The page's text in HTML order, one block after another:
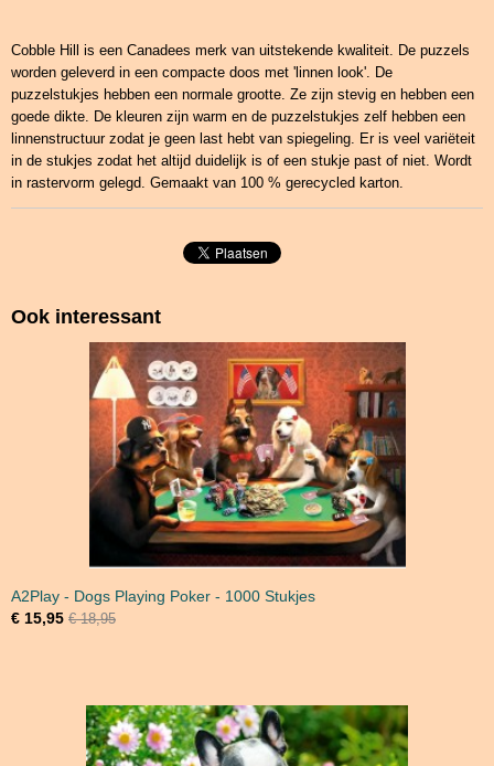
Cobble Hill is een Canadees merk van uitstekende kwaliteit. De puzzels
worden geleverd in een compacte doos met 'linnen look'. De
puzzelstukjes hebben een normale grootte. Ze zijn stevig en hebben een
goede dikte. De kleuren zijn warm en de puzzelstukjes zelf hebben een
linnenstructuur zodat je geen last hebt van spiegeling. Er is veel variëteit
in de stukjes zodat het altijd duidelijk is of een stukje past of niet. Wordt
in rastervorm gelegd. Gemaakt van 100 % gerecycled karton.
Ook interessant
A2Play - Dogs Playing Poker - 1000 Stukjes
€ 15,95 € 18,95